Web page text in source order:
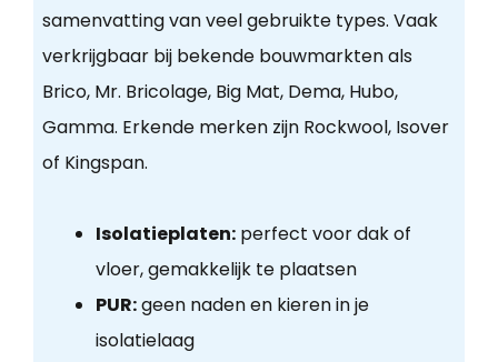
samenvatting van veel gebruikte types. Vaak
verkrijgbaar bij bekende bouwmarkten als
Brico, Mr. Bricolage, Big Mat, Dema, Hubo,
Gamma. Erkende merken zijn Rockwool, Isover
of Kingspan.
Isolatieplaten:perfect voor dak of
vloer, gemakkelijk te plaatsen
PUR:geen naden en kieren in je
isolatielaag